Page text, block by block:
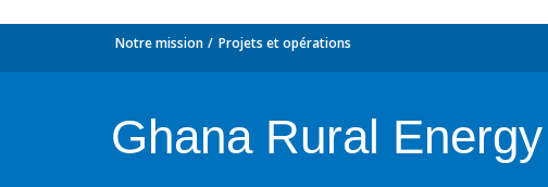
Notre mission Projets et opérations
Ghana Rural